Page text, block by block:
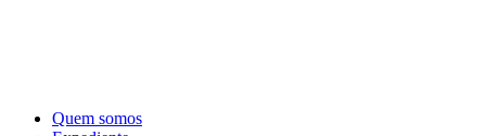
Quem somos